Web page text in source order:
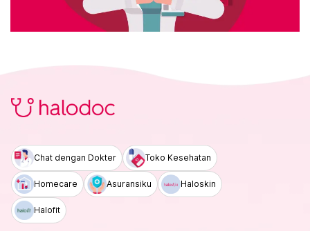
Chat dengan Dokter Toko Kesehatan
Homecare Asuransiku Haloskin
Halofit